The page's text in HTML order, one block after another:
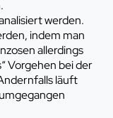
werden.
indem man
allerdings
Vorgehen bei der
läuft